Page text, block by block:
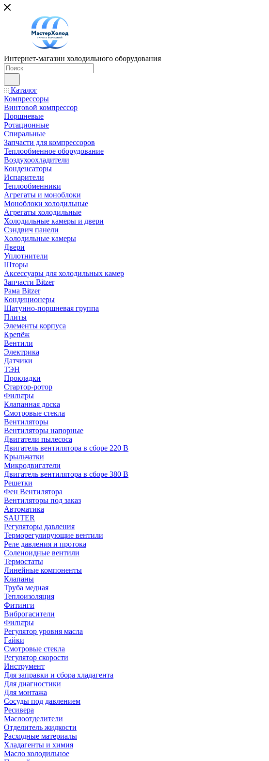
Интернет-магазин холодильного оборудования
Каталог
Компрессоры
Винтовой компрессор
Поршневые
Ротационные
Спиральные
Запчасти для компрессоров
Теплообменное оборудование
Воздухоохладители
Конденсаторы
Испарители
Теплообменники
Агрегаты и моноблоки
Моноблоки холодильные
Агрегаты холодильные
Холодильные камеры и двери
Сэндвич панели
Холодильные камеры
Двери
Уплотнители
Шторы
Аксессуары для холодильных камер
Запчасти Bitzer
Рама Bitzer
Кондиционеры
Шатунно-поршневая группа
Плиты
Элементы корпуса
Крепёж
Вентили
Электрика
Датчики
ТЭН
Прокладки
Стартор-ротор
Фильтры
Клапанная доска
Смотровые стекла
Вентиляторы
Вентиляторы напорные
Двигатели пылесоса
Двигатель вентилятора в сборе 220 В
Крыльчатки
Микродвигатели
Двигатель вентилятора в сборе 380 В
Решетки
Фен Вентилятора
Вентиляторы под заказ
Автоматика
SAUTER
Регуляторы давления
Терморегулирующие вентили
Реле давления и протока
Соленоидные вентили
Термостаты
Линейные компоненты
Клапаны
Труба медная
Теплоизоляция
Фитинги
Виброгасители
Фильтры
Регулятор уровня масла
Гайки
Смотровые стекла
Регулятор скорости
Инструмент
Для заправки и сбора хладагента
Для диагностики
Для монтажа
Сосуды под давлением
Ресивера
Маслоотделители
Отделитель жидкости
Расходные материалы
Хладагенты и химия
Масло холодильное